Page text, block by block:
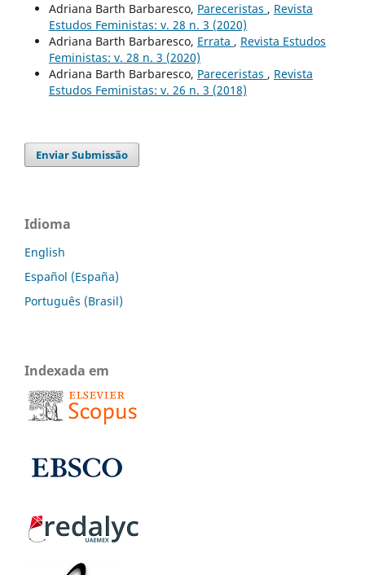
Adriana Barth Barbaresco, Pareceristas , Revista
Estudos Feministas: v. 28 n. 3 (2020)
Adriana Barth Barbaresco, Errata , Revista Estudos
Feministas: v. 28 n. 3 (2020)
Adriana Barth Barbaresco, Pareceristas , Revista
Estudos Feministas: v. 26 n. 3 (2018)
Enviar Submissão
Idioma
English
Español (España)
Português (Brasil)
Indexada em